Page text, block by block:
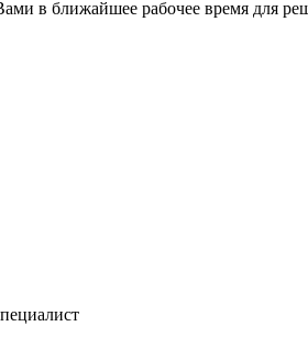
в ближайшее рабочее время для